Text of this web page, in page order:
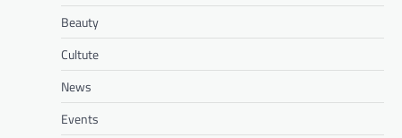
Beauty
Cultute
News
Events